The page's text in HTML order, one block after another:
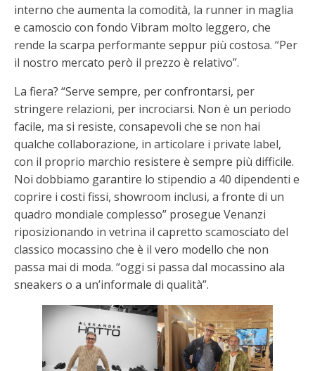
interno che aumenta la comodità, la runner in maglia
e camoscio con fondo Vibram molto leggero, che
rende la scarpa performante seppur più costosa. “Per
il nostro mercato però il prezzo è relativo”.
La fiera? “Serve sempre, per confrontarsi, per
stringere relazioni, per incrociarsi. Non è un periodo
facile, ma si resiste, consapevoli che se non hai
qualche collaborazione, in articolare i private label,
con il proprio marchio resistere è sempre più difficile.
Noi dobbiamo garantire lo stipendio a 40 dipendenti e
coprire i costi fissi, showroom inclusi, a fronte di un
quadro mondiale complesso” prosegue Venanzi
riposizionando in vetrina il capretto scamosciato del
classico mocassino che è il vero modello che non
passa mai di moda. “oggi si passa dal mocassino ala
sneakers o a un’informale di qualità”.